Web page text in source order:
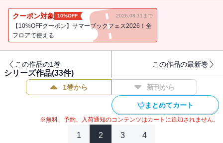
クーポン対象 10%OFF 2026.08.11まで
【10%OFFクーポン】サマーブックフェス2026！全
フロアで使える
この作品の1巻 この作品の最新巻
シリーズ作品(33件)
1巻から 新刊から
まとめてカート
※無料、予約、入荷通知のコンテンツはカートに追加されません。
1 2 3 4